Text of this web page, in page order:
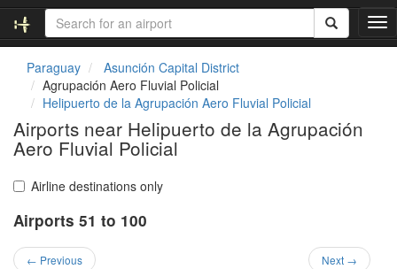
T
o
Paraguay
Asunción Capital District
Agrupación Aero Fluvial Policial
Helipuerto de la Agrupación Aero Fluvial Policial
Airports near Helipuerto de la Agrupación
Aero Fluvial Policial
Airline destinations only
Airports 51 to 100
← Previous Next →